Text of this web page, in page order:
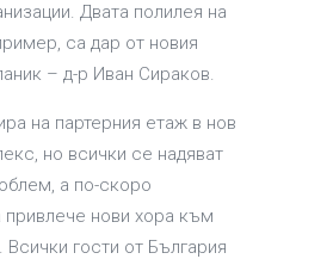
Двата полилея на
са дар от новия
– д-р Иван Сираков.
на партерния етаж в нов
но всички се надяват
а по-скоро
нови хора към
Всички гости от България